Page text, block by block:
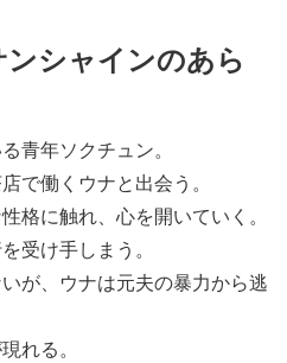
シャインのあら
青年ソクチュン。
で働くウナと出会う。
格に触れ、心を開いていく。
受け手しまう。
が、ウナは元夫の暴力から逃
れる。